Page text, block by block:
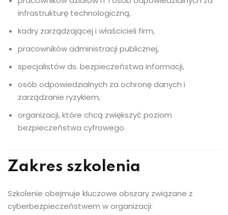
infrastrukturę technologiczną,
kadry zarządzającej i właścicieli firm,
pracowników administracji publicznej,
specjalistów ds. bezpieczeństwa informacji,
osób odpowiedzialnych za ochronę danych i
zarządzanie ryzykiem,
organizacji, które chcą zwiększyć poziom
bezpieczeństwa cyfrowego.
Zakres szkolenia
Szkolenie obejmuje kluczowe obszary związane z
cyberbezpieczeństwem w organizacji: